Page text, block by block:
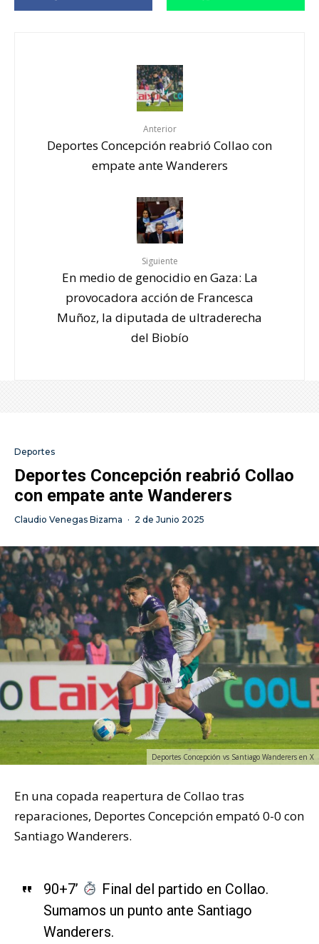
Anterior
Deportes Concepción reabrió Collao con
empate ante Wanderers
Siguiente
En medio de genocidio en Gaza: La
provocadora acción de Francesca
Muñoz, la diputada de ultraderecha
del Biobío
Deportes
Deportes Concepción reabrió Collao
con empate ante Wanderers
Claudio Venegas Bizama · 2 de Junio 2025
Deportes Concepción vs Santiago Wanderers en X
En una copada reapertura de Collao tras
reparaciones, Deportes Concepción empató 0-0 con
Santiago Wanderers.
90+7’
Final del partido en Collao.
Sumamos un punto ante Santiago
Wanderers.